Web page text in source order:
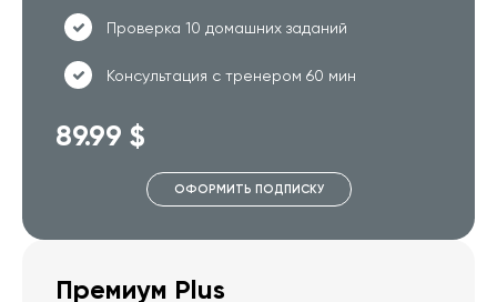
Проверка 10 домашних заданий
Консультация с тренером 60 мин
89.99 $
ОФОРМИТЬ ПОДПИСКУ
Премиум Plus